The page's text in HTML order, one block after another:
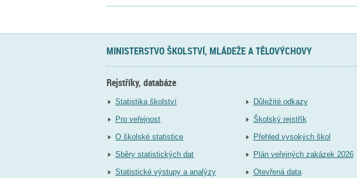
MINISTERSTVO ŠKOLSTVÍ, MLÁDEŽE A TĚLOVÝCHOVY
Rejstříky, databáze
Statistika školství
Pro veřejnost
O školské statistice
Sběry statistických dat
Statistické výstupy a analýzy
Důležité odkazy
Školský rejstřík
Přehled vysokých škol
Plán veřejných zakázek 2026
Otevřená data